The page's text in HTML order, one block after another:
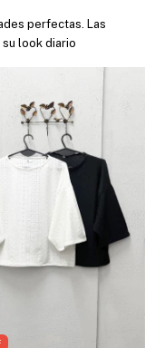
perfectas. Las
look diario